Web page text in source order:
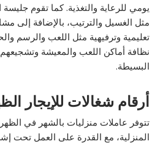
يومي للرعاية والتغذية. كما تقوم
مثل الغسيل والترتيب، بالإضافة إلى
تعليمية وترفيهية مثل اللعب والرسم
نظافة أماكن اللعب والمعيشة وتشجيعهم
البسيطة.
أرقام شغالات للإيجار
تتوفر عاملات منزليات بالشهر في
المنزلية، مع القدرة على العمل تحت